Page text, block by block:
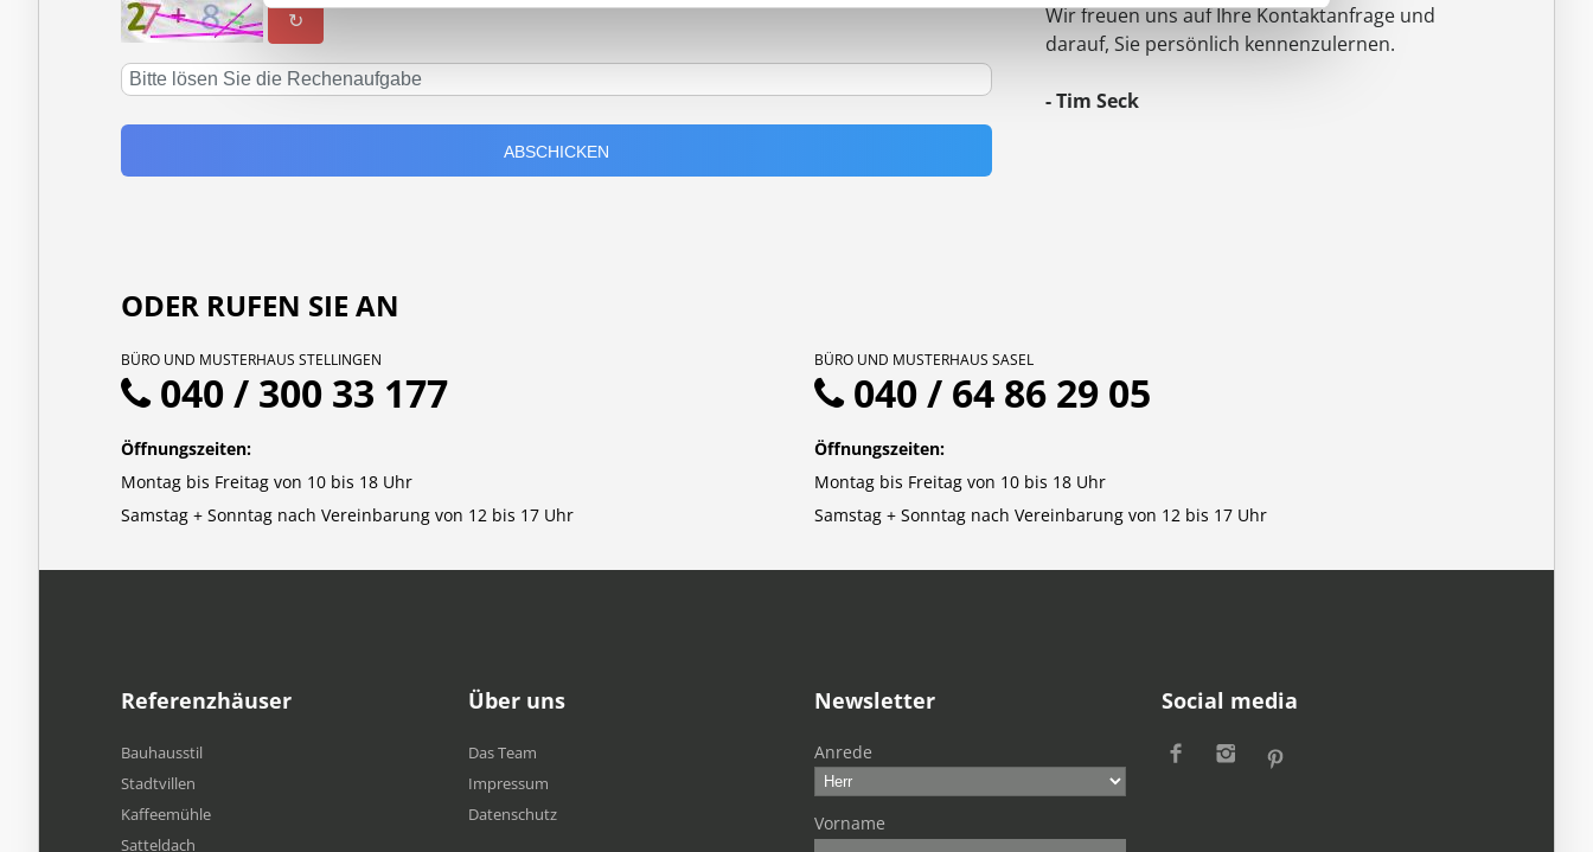
Wir freuen uns auf Ihre Kontaktanfrage und
darauf, Sie persönlich kennenzulernen.
- Tim Seck
↻
ODER RUFEN SIE AN
BÜRO UND MUSTERHAUS STELLINGEN
040 / 300 33 177
Öffnungszeiten:
Montag bis Freitag von 10 bis 18 Uhr
Samstag + Sonntag nach Vereinbarung von 12 bis 17 Uhr
BÜRO UND MUSTERHAUS SASEL
040 / 64 86 29 05
Öffnungszeiten:
Montag bis Freitag von 10 bis 18 Uhr
Samstag + Sonntag nach Vereinbarung von 12 bis 17 Uhr
Referenzhäuser
Bauhausstil
Stadtvillen
Kaffeemühle
Satteldach
Über uns
Das Team
Impressum
Datenschutz
Newsletter
Anrede
Vorname
Social media